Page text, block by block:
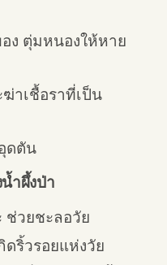
ง ตุ่มหนองให้หาย
าเชื้อราที่เป็น
ดตัน
ำผึ้งป่า
ช่วยชะลอวัย
ริ้วรอยแห่งวัย